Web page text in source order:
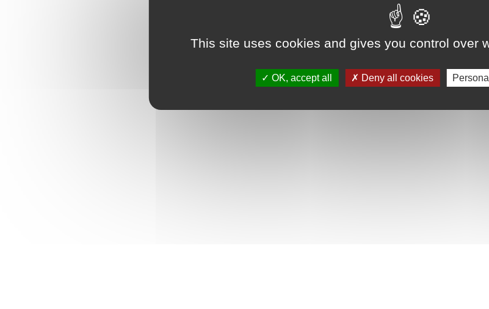
This site uses cookies and gives you control over
OK, accept all Deny all cookies